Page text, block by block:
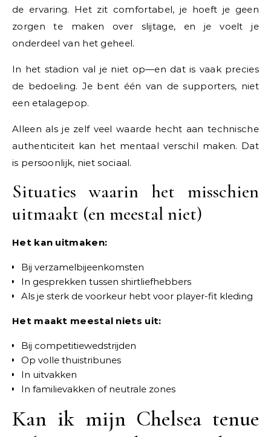
de ervaring. Het zit comfortabel, je hoeft je geen
zorgen te maken over slijtage, en je voelt je
onderdeel van het geheel.
In het stadion val je niet op—en dat is vaak precies
de bedoeling. Je bent één van de supporters, niet
een etalagepop.
Alleen als je zelf veel waarde hecht aan technische
authenticiteit kan het mentaal verschil maken. Dat
is persoonlijk, niet sociaal.
Situaties waarin het misschien
uitmaakt (en meestal niet)
Het kan uitmaken:
Bij verzamelbijeenkomsten
In gesprekken tussen shirtliefhebbers
Als je sterk de voorkeur hebt voor player-fit kleding
Het maakt meestal niets uit:
Bij competitiewedstrijden
Op volle thuistribunes
In uitvakken
In familievakken of neutrale zones
Kan ik mijn Chelsea tenue